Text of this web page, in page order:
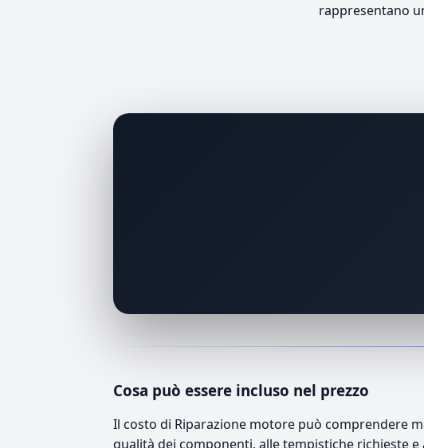
rappresentano
Cosa può essere incluso nel prezzo
Il costo di Riparazione motore può comprendere
qualità dei componenti, alle tempistiche richieste